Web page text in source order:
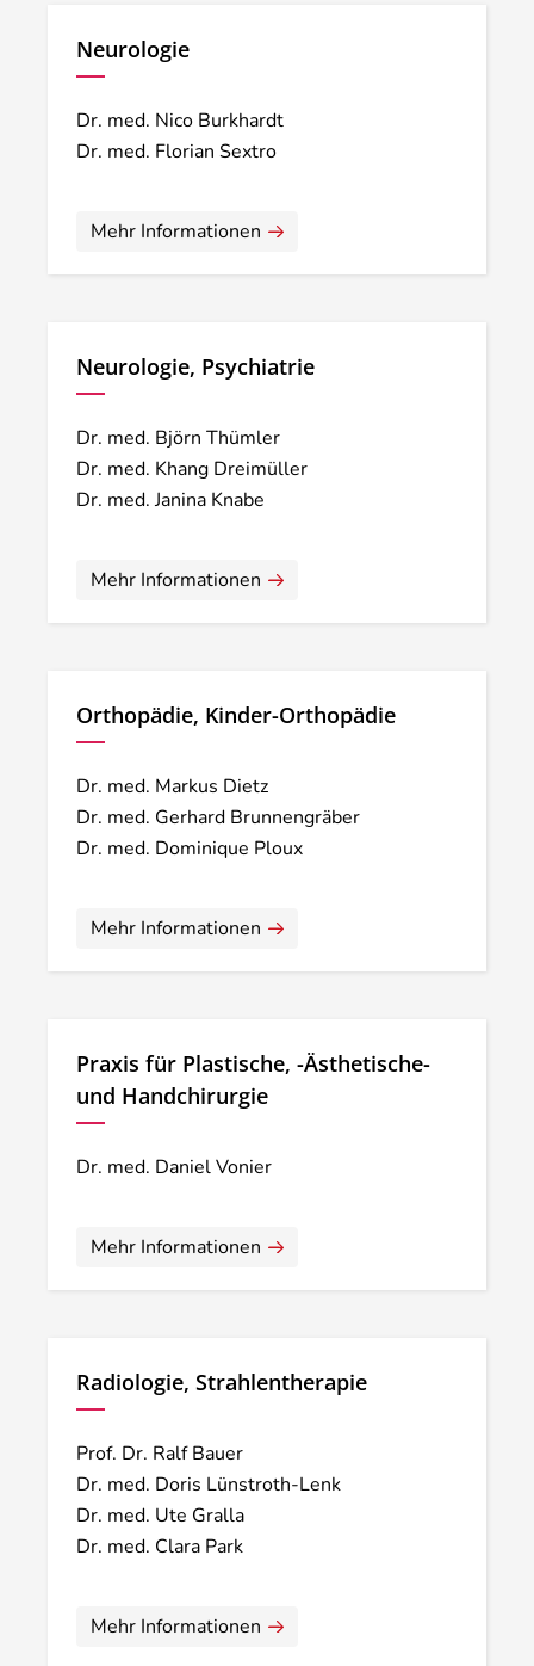
Neurologie
Dr. med. Nico Burkhardt
Dr. med. Florian Sextro
Mehr Informationen
Neurologie, Psychiatrie
Dr. med. Björn Thümler
Dr. med. Khang Dreimüller
Dr. med. Janina Knabe
Mehr Informationen
Orthopädie, Kinder-Orthopädie
Dr. med. Markus Dietz
Dr. med. Gerhard Brunnengräber
Dr. med. Dominique Ploux
Mehr Informationen
Praxis für Plastische, -Ästhetische-
und Handchirurgie
Dr. med. Daniel Vonier
Mehr Informationen
Radiologie, Strahlentherapie
Prof. Dr. Ralf Bauer
Dr. med. Doris Lünstroth-Lenk
Dr. med. Ute Gralla
Dr. med. Clara Park
Mehr Informationen